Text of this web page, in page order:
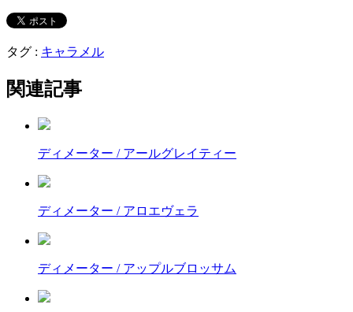
タグ : キャラメル
関連記事
ディメーター / アールグレイティー
ディメーター / アロエヴェラ
ディメーター / アップルブロッサム